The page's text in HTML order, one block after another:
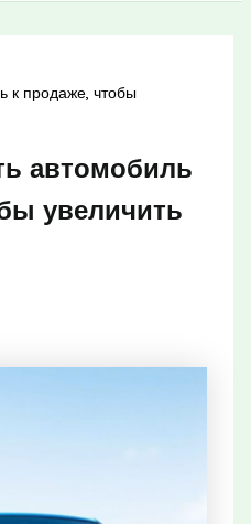
к продаже, чтобы
автомобиль
увеличить